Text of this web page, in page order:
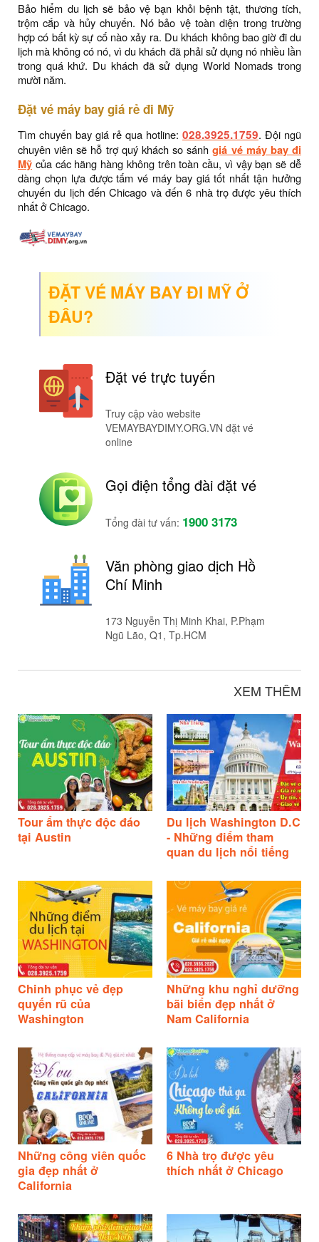
Bảo hiểm du lịch sẽ bảo vệ bạn khỏi bệnh tật, thương tích,
trộm cắp và hủy chuyến. Nó bảo vệ toàn diện trong trường
hợp có bất kỳ sự cố nào xảy ra. Du khách không bao giờ đi du
lịch mà không có nó, vì du khách đã phải sử dụng nó nhiều lần
trong quá khứ. Du khách đã sử dụng World Nomads trong
mười năm.
Đặt vé máy bay giá rẻ đi Mỹ
Tìm chuyến bay giá rẻ qua hotline: 028.3925.1759. Đội ngũ
chuyên viên sẽ hỗ trợ quý khách so sánhgiá vé máy bay đi
Mỹ của các hãng hàng không trên toàn cầu, vì vậy bạn sẽ dễ
dàng chọn lựa được tấm vé máy bay giá tốt nhất tận hưởng
chuyến du lịch đến Chicago và đến 6 nhà trọ được yêu thích
nhất ở Chicago.
ĐẶT VÉ MÁY BAY ĐI MỸ Ở
ĐÂU?
Đặt vé trực tuyến
Truy cập vào website
VEMAYBAYDIMY.ORG.VN đặt vé
online
Gọi điện tổng đài đặt vé
Tổng đài tư vấn: 1900 3173
Văn phòng giao dịch Hồ
Chí Minh
173 Nguyễn Thị Minh Khai, P.Phạm
Ngũ Lão, Q1, Tp.HCM
XEM THÊM
Tour ẩm thực độc đáo
tại Austin
Du lịch Washington D.C
- Những điểm tham
quan du lịch nổi tiếng
Chinh phục vẻ đẹp
quyến rũ của
Washington
Những khu nghỉ dưỡng
bãi biển đẹp nhất ở
Nam California
Những công viên quốc
gia đẹp nhất ở
California
6 Nhà trọ được yêu
thích nhất ở Chicago